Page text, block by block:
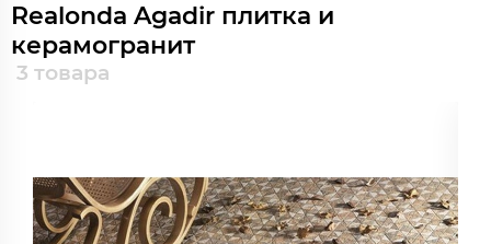
Realonda Agadir плитка и
керамогранит
3 товара